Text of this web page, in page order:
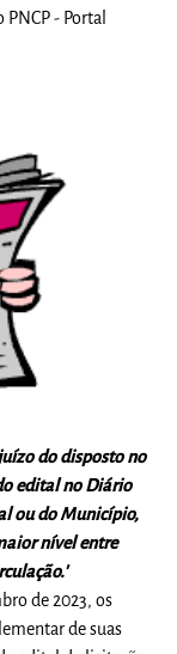
- Portal
do disposto no
edital no Diário
ou do Município,
nível entre
de 2023, os
de suas